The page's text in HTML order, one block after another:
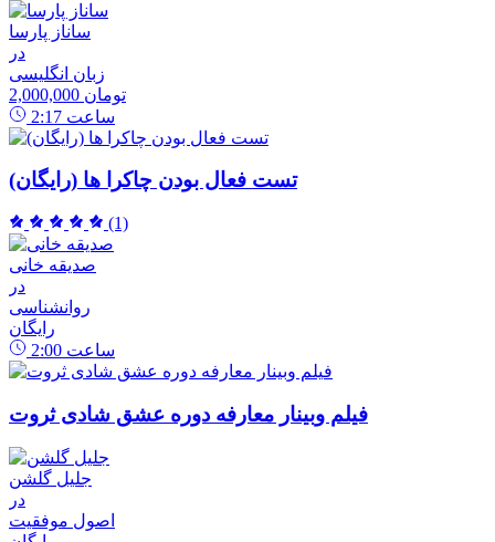
ساناز پارسا
در
زبان انگلیسی
2,000,000 تومان
2:17 ساعت
تست فعال بودن چاکرا ها (رایگان)
(1)
صدیقه خانی
در
روانشناسی
رایگان
2:00 ساعت
فیلم وبینار معارفه دوره عشق شادی ثروت
جلیل گلشن
در
اصول موفقیت